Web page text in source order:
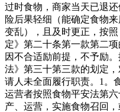
过时食物，商家当天已退
险后果轻细（能确定食物
变乱），且及时更正，按
定》第二十条第一款第二
因不合适励前提，不予励
法》第三十第三款的划定
请人未全面履行职责。1。
运营者按照食物平安法第
产、运营，实施食物召回